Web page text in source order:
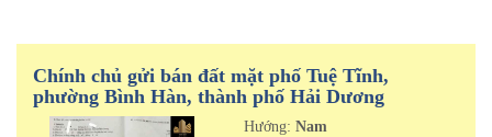
Chính chủ gửi bán đất mặt phố Tuệ Tĩnh,
phường Bình Hàn, thành phố Hải Dương
Hướng: Nam